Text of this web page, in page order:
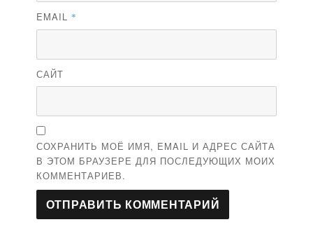
EMAIL *
САЙТ
СОХРАНИТЬ МОЁ ИМЯ, EMAIL И АДРЕС САЙТА
В ЭТОМ БРАУЗЕРЕ ДЛЯ ПОСЛЕДУЮЩИХ МОИХ
КОММЕНТАРИЕВ.